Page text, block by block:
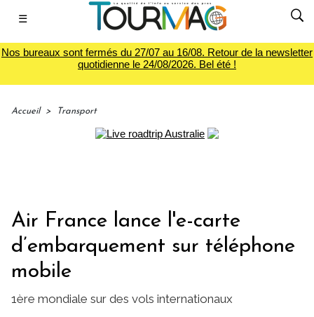
☰
Nos bureaux sont fermés du 27/07 au 16/08. Retour de la newsletter
quotidienne le 24/08/2026. Bel été !
Accueil > Transport
Air France lance l'e-carte
d’embarquement sur téléphone
mobile
1ère mondiale sur des vols internationaux